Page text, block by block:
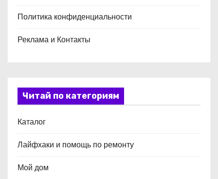
Политика конфиденциальности
Реклама и Контакты
Читай по категориям
Каталог
Лайфхаки и помощь по ремонту
Мой дом